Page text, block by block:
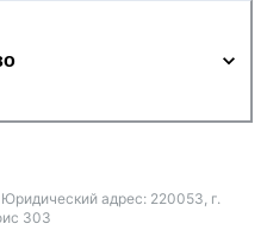
адрес: 220053, г.
303